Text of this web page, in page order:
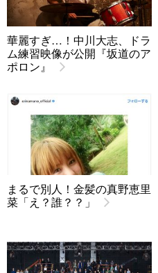
華麗すぎ…！中川大志、ドラ
ム練習映像が公開『坂道のア
ポロン』
まるで別人！金髪の真野恵里
菜「え？誰？？」